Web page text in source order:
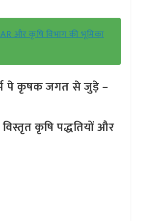
और कृषि विभाग की भूमिका
पे कृषक जगत से जुड़े –
कृषि पद्धतियों और